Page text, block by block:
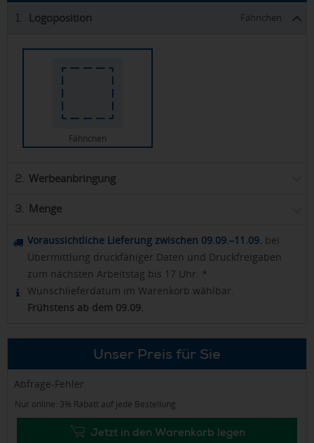
1. Logoposition Fähnchen
Fähnchen
2. Werbeanbringung
3. Menge
Voraussichtliche Lieferung zwischen 09.09.–11.09. bei
Übermittlung druckfähiger Daten und Druckfreigaben
zum nächsten Arbeitstag bis 17 Uhr. *
Wunschlieferdatum im Warenkorb wählbar.
Frühstens ab dem 09.09.
Unser Preis für Sie
Abfrage-Fehler
Nur online: 3% Rabatt auf jede Bestellung
Jetzt in den Warenkorb legen